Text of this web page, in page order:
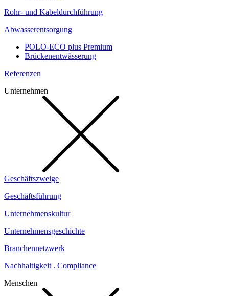
Rohr- und Kabeldurchführung
Abwasserentsorgung
POLO-ECO plus Premium
Brückenentwässerung
Referenzen
Unternehmen
Geschäftszweige
Geschäftsführung
Unternehmenskultur
Unternehmensgeschichte
Branchennetzwerk
Nachhaltigkeit . Compliance
Menschen